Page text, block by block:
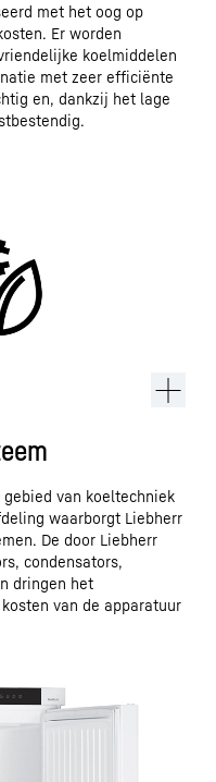
met het oog op
Er worden
koelmiddelen
met zeer efficiënte
en, dankzij het lage
van koeltechniek
waarborgt Liebherr
De door Liebherr
condensators,
dringen het
van de apparatuur